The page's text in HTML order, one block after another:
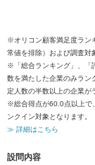
※オリコン顧客満足度ラン
常値を排除）および調査対
※「総合ランキング」、「
数を満たした企業のみラン
定人数の半数以上の企業が
※総合得点が60.0点以上で
ンクイン対象となります。
≫ 詳細はこちら
設問内容